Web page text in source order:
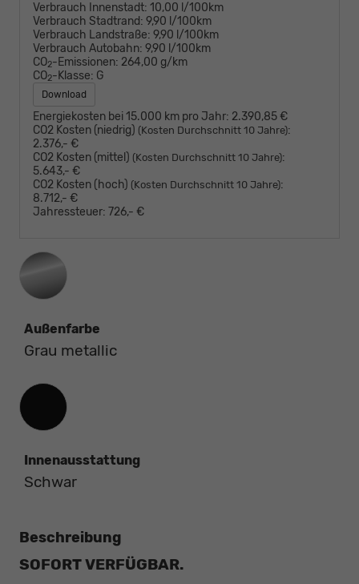
Verbrauch Innenstadt: 10,00 l/100km
Verbrauch Stadtrand: 9,90 l/100km
Verbrauch Landstraße: 9,90 l/100km
Verbrauch Autobahn: 9,90 l/100km
CO2-Emissionen: 264,00 g/km
CO2-Klasse: G
Download
Energiekosten bei 15.000 km pro Jahr: 2.390,85 €
CO2 Kosten (niedrig) (Kosten Durchschnitt 10 Jahre):
2.376,- €
CO2 Kosten (mittel) (Kosten Durchschnitt 10 Jahre):
5.643,- €
CO2 Kosten (hoch) (Kosten Durchschnitt 10 Jahre):
8.712,- €
Jahressteuer: 726,- €
Außenfarbe
Grau metallic
Innenausstattung
Innenausstattung
Schwar
Beschreibung
SOFORT VERFÜGBAR.